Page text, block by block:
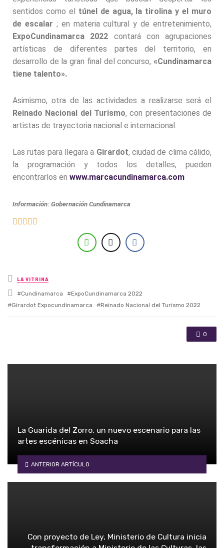
sentidos como el túnel de agua, la tirolina y el muro
de escalar ; en materia cultural y de entretenimiento,
ExpoCundinamarca
2022 contará con agrupaciones
artísticas de diferentes partes del territorio, en
desarrollo de la gran final del concurso, «Cundinamarca
tiene talento».
Asimismo, otra de las actividades a realizarse será el
Reinado Nacional del Turismo, con presentaciones de
artistas de trayectoria nacional e internacional.
Las rutas para llegara a Girardot, ciudad de clima cálido,
la programación y todos los detalles, pueden
encontrarlos en www.marcacundinamarca.com
Información: Gobernación Cundinamarca
    
Posted in
LA VITRINA
Tagged with
Cundinamarca
ExpoCundinamarca 2022
Girardot Expocundinamarca
Reinado Nacional del Turismo 2022
0
La Guarida del Zorro, un nuevo escenario para las
artes escénicas en Soacha
ANTERIOR ARTÍCULO
Con proyecto de Ley, Ministerio de Cultura inicia